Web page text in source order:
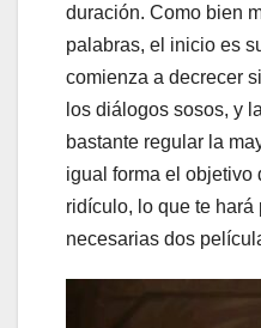
duración. Como bien
palabras, el inicio es
comienza a decrecer
los diálogos sosos, y
bastante regular la
igual forma el objetivo
ridículo, lo que te hará
necesarias dos